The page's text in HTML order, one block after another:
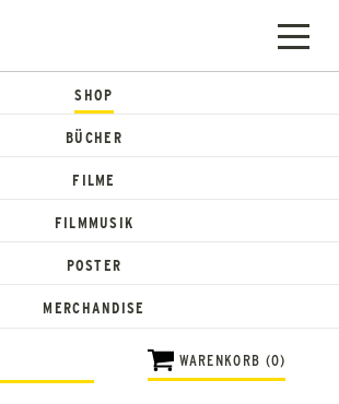
SHOP
BÜCHER
FILME
FILMMUSIK
POSTER
MERCHANDISE
WARENKORB (0)